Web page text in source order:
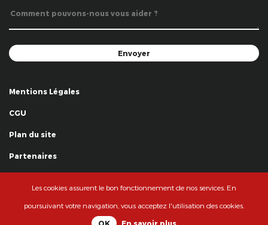
Mentions Légales
CGU
Plan du site
Partenaires
© La Grande Famille des Clowns - 2018
Les cookies assurent le bon fonctionnement de nos services. En
poursuivant votre navigation, vous acceptez l'utilisation des cookies.
OK En savoir plus